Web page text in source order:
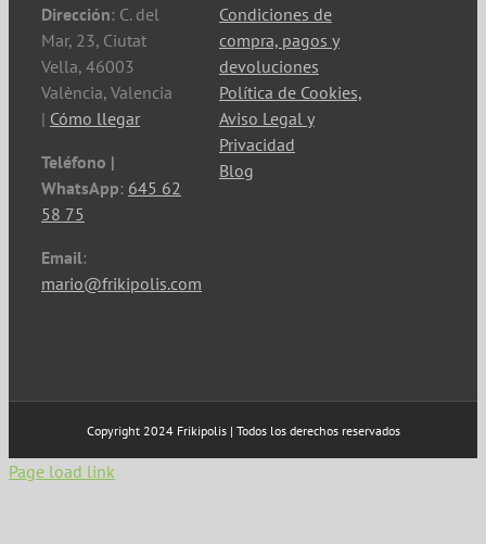
Dirección: C. del
Mar, 23, Ciutat
Vella, 46003
València, Valencia
| Cómo llegar
Teléfono |
WhatsApp: 645 62
58 75
Email:
mario@frikipolis.com
Condiciones de
compra, pagos y
devoluciones
Política de Cookies,
Aviso Legal y
Privacidad
Blog
Copyright 2024 Frikipolis | Todos los derechos reservados
Page load link